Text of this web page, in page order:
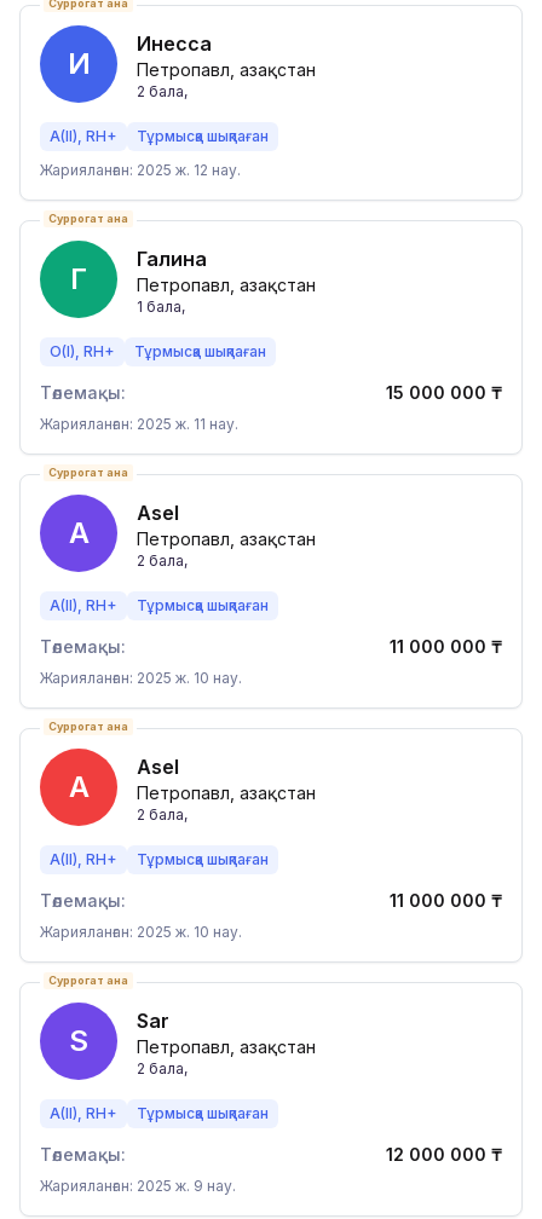
Суррогат ана
И
Инесса
Петропавл, Қазақстан
2 бала,
A(II), RH+
Тұрмысқа шықпаған
Жарияланған: 2025 ж. 12 нау.
Суррогат ана
Г
Галина
Петропавл, Қазақстан
1 бала,
O(I), RH+ Тұрмысқа шықпаған
Төлемақы: 15 000 000 ₸
Жарияланған: 2025 ж. 11 нау.
Суррогат ана
A
Asel
Петропавл, Қазақстан
2 бала,
A(II), RH+ Тұрмысқа шықпаған
Төлемақы: 11 000 000 ₸
Жарияланған: 2025 ж. 10 нау.
Суррогат ана
A
Asel
Петропавл, Қазақстан
2 бала,
A(II), RH+ Тұрмысқа шықпаған
Төлемақы: 11 000 000 ₸
Жарияланған: 2025 ж. 10 нау.
Суррогат ана
S
Sar
Петропавл, Қазақстан
2 бала,
A(II), RH+ Тұрмысқа шықпаған
Төлемақы: 12 000 000 ₸
Жарияланған: 2025 ж. 9 нау.